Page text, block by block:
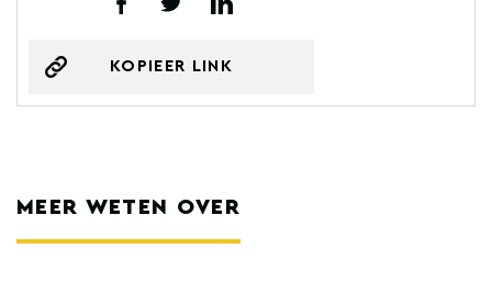
KOPIEER LINK
MEER WETEN OVER